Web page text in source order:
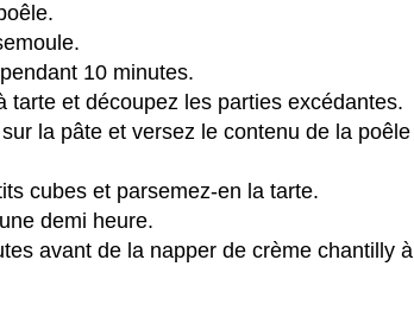
10 minutes.
tarte et découpez les parties excédantes.
la pâte et versez le contenu de la poêle
cubes et parsemez-en la tarte.
demi heure.
avant de la napper de crème chantilly à